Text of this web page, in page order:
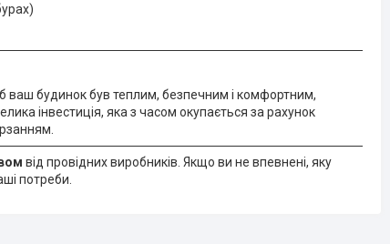
ваш будинок був теплим, безпечним і комфортним,
інвестиція, яка з часом окупається за рахунок
від провідних виробників. Якщо ви не впевнені, яку
потреби.